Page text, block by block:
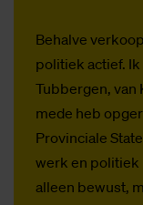
Behalve
politiek actief.
Tubbergen, van
mede heb
Provinciale
werk en politiek
alleen bewust,